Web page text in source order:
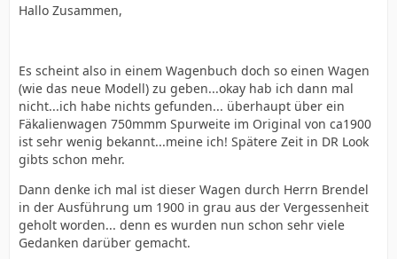
Hallo Zusammen,
Es scheint also in einem Wagenbuch doch so einen Wagen
(wie das neue Modell) zu geben...okay hab ich dann mal
nicht...ich habe nichts gefunden... überhaupt über ein
Fäkalienwagen 750mmm Spurweite im Original von ca1900
ist sehr wenig bekannt...meine ich! Spätere Zeit in DR Look
gibts schon mehr.
Dann denke ich mal ist dieser Wagen durch Herrn Brendel
in der Ausführung um 1900 in grau aus der Vergessenheit
geholt worden... denn es wurden nun schon sehr viele
Gedanken darüber gemacht.